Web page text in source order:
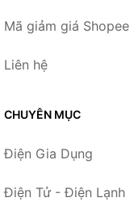
Mã giảm giá Shopee
Liên hệ
CHUYÊN MỤC
Điện Gia Dụng
Điện Tử - Điện Lạnh